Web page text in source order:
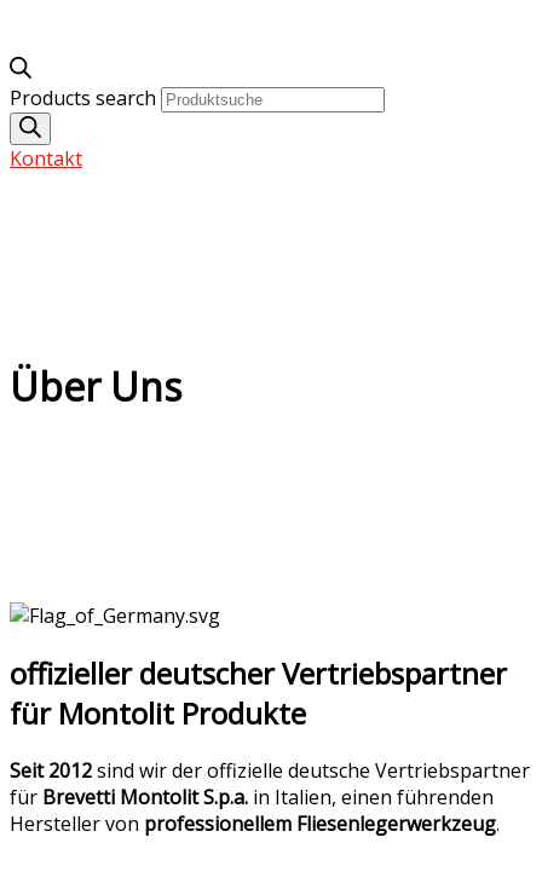
Products search
Kontakt
Über Uns
offizieller deutscher Vertriebspartner
für Montolit Produkte
Seit 2012sind wir der offizielle deutsche Vertriebspartner
für Brevetti Montolit S.p.a. in Italien, einen führenden
Hersteller von professionellem Fliesenlegerwerkzeug.